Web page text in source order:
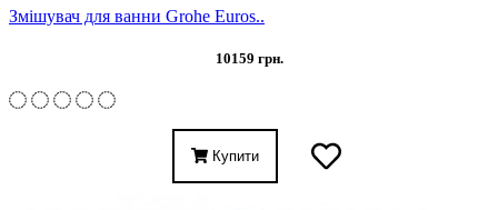
Змішувач для ванни Grohe Euros..
10159 грн.
Купити